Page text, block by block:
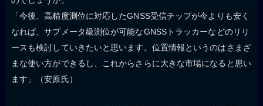
「今後、高精度測位に対応したGNSS受信チップが今よりも安く
なれば、サブメータ級測位が可能なGNSSトラッカーなどのリリ
ースも検討していきたいと思います。位置情報というのはさまざ
まな使い方ができるし、これからさらに大きな市場になると思い
ます」（安原氏）